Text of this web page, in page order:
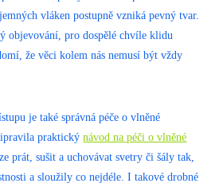
vláken postupně vzniká pevný tvar.
objevování, pro dospělé chvíle klidu
že věci kolem nás nemusí být vždy
je také správná péče o vlněné
praktickýnávod na péči o vlněné
prát, sušit a uchovávat svetry či šály tak,
a sloužily co nejdéle. I takové drobné